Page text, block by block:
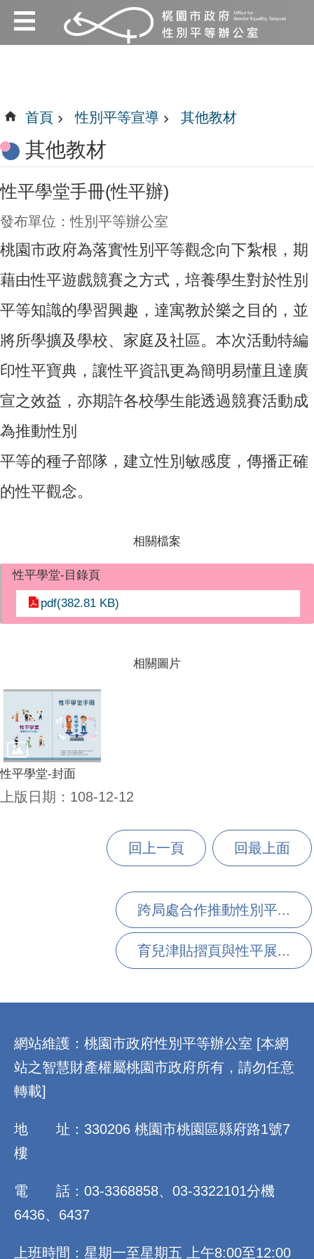
跳到主要內容區塊
:::
:::
首頁 性別平等宣導 其他教材
其他教材
性平學堂手冊(性平辦)
發布單位：性別平等辦公室
桃園市政府為落實性別平等觀念向下紮根，期
藉由性平遊戲競賽之方式，培養學生對於性別
平等知識的學習興趣，達寓教於樂之目的，並
將所學擴及學校、家庭及社區。本次活動特編
印性平寶典，讓性平資訊更為簡明易懂且達廣
宣之效益，亦期許各校學生能透過競賽活動成
為推動性別
平等的種子部隊，建立性別敏感度，傳播正確
的性平觀念。
相關檔案
性平學堂-目錄頁
pdf(382.81 KB)
相關圖片
性平學堂-封面
上版日期：108-12-12
回上一頁 回最上面
跨局處合作推動性別平...
育兒津貼摺頁與性平展...
網站維護：桃園市政府性別平等辦公室 [本網
站之智慧財產權屬桃園市政府所有，請勿任意
轉載]
地 址：330206 桃園市桃園區縣府路1號7
樓
電 話：03-3368858、03-3322101分機
6436、6437
上班時間：星期一至星期五 上午8:00至12:00